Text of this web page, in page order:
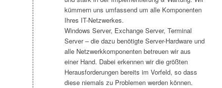
kümmern uns umfassend um alle Komponenten
Ihres IT-Netzwerkes.
Windows Server, Exchange Server, Terminal
Server – die dazu benötigte Server-Hardware und
alle Netzwerkkomponenten betreuen wir aus
einer Hand. Dabei erkennen wir die größten
Herausforderungen bereits im Vorfeld, so dass
diese niemals zu Problemen werden können.